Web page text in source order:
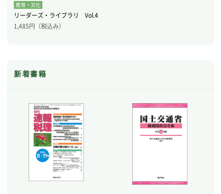
教育・文化
リーダーズ・ライブラリ Vol.4
1,485円（税込み）
新着書籍